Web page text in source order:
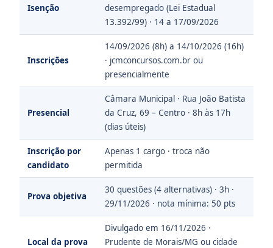
Isenção
desempregado (Lei Estadual
13.392/99) · 14 a 17/09/2026
Inscrições
14/09/2026 (8h) a 14/10/2026 (16h)
· jcmconcursos.com.br ou
presencialmente
Presencial
Câmara Municipal · Rua João Batista
da Cruz, 69 – Centro · 8h às 17h
(dias úteis)
Inscrição por
candidato
Apenas 1 cargo · troca não
permitida
Prova objetiva
30 questões (4 alternativas) · 3h ·
29/11/2026 · nota mínima: 50 pts
Local da prova
Divulgado em 16/11/2026 ·
Prudente de Morais/MG ou cidade